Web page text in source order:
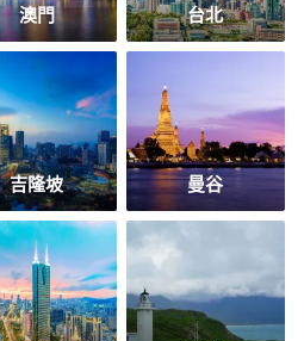
澳門 台北
吉隆坡 曼谷